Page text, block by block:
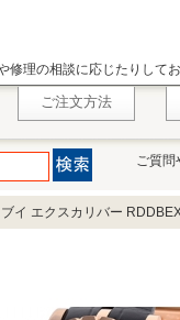
修理の相談に応じたりして
ご注文方法
ご質問
イ エクスカリバー